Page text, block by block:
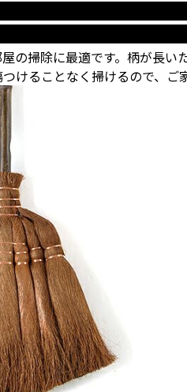
の掃除に最適です。柄が長
けることなく掃けるので、ご